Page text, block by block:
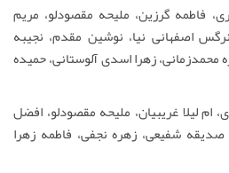
سپهری، فاطمه گرزین، ملیحه مقصودلو، مریم
اصفهانی نیا، نوشین مقدم، نجیبه
محمدزمانی، زهرا اسدی آلوستانی، حمیده
ام لیلا غریبیان، ملیحه مقصودلو، افضل
صدیقه شفیعی، زهره نجفی، فاطمه زهرا